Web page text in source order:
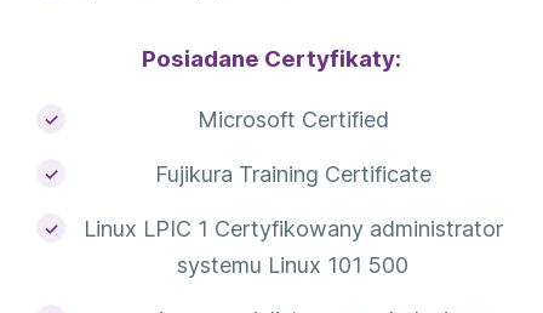
Posiadane Certyfikaty:
Microsoft Certified
Fujikura Training Certificate
Linux LPIC 1 Certyfikowany administrator
systemu Linux 101 500